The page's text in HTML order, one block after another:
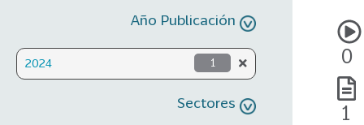
Año Publicación
2024 1
Sectores
0
1